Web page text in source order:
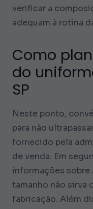
verificar a
adequam à rotina
Como
do
SP
Neste ponto,
para não
fornecido pela
de venda. Em
informações sobre
tamanho não sirva
fabricação. Além